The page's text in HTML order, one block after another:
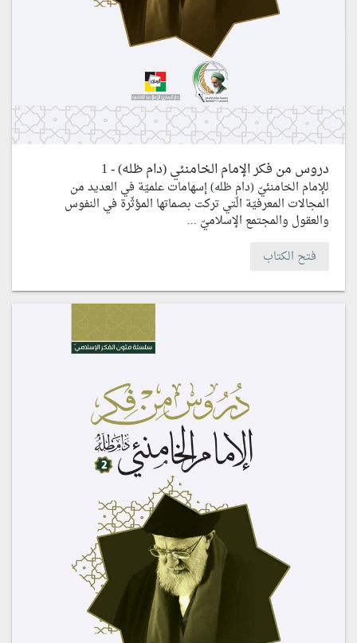
دروس من فكر الإمام الخامنئي (دام ظله) - 1
للإمام الخامنئيّ (دام ظله) إسهامات علميّة في العديد من
المجالات المعرفيّة الّتي تركت بصماتها المؤثّرة في النفوس
والعقول والمجتمع الإسلاميّ ...
فتح الكتاب